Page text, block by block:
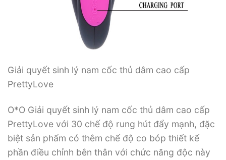
Giải quyết sinh lý nam cốc thủ dâm cao cấp
PrettyLove
O*O Giải quyết sinh lý nam cốc thủ dâm cao cấp
PrettyLove với 30 chế độ rung hút đẩy mạnh, đặc
biệt sản phẩm có thêm chế độ co bóp thiết kế
phần điều chỉnh bên thân với chức năng độc này